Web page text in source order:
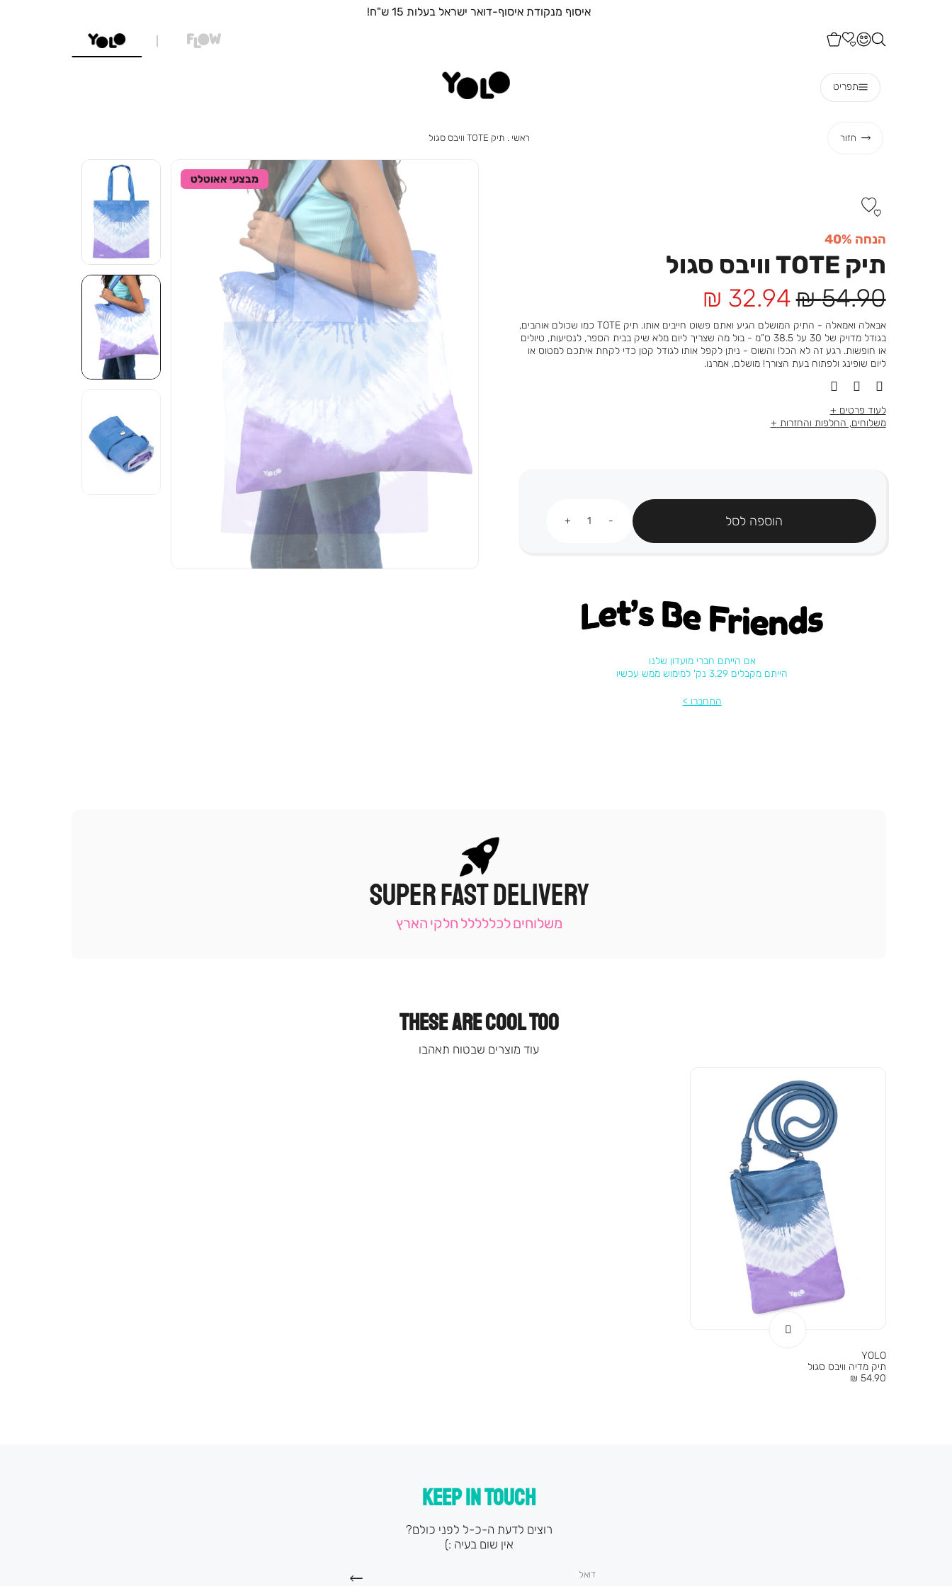
תפריט
חזור ראשי ראשי
תיק TOTE וויבס סגול
הנחה 40%
תיק TOTE וויבס סגול
מחיר
מוצר
32.94 ₪ מחיר
רגיל
54.90 ₪
אבאלה ואמאלה - התיק המושלם הגיע ואתם פשוט חייבים אותו. תיק TOTE כמו שכולם אוהבים,
בגודל מדויק של 30 על 38.5 ס”מ - בול מה שצריך ליום מלא שיק בבית הספר, לנסיעות, טיולים
או חופשות. רגע זה לא הכל! והשוס - ניתן לקפל אותו לגודל קטן כדי לקחת איתכם למטוס או
ליום שופינג ולפתוח בעת הצורך! מושלם, אמרנו.
לעוד פרטים
משלוחים, החלפות והחזרות
הוספה לסל
Let's be friends
אם הייתם חברי מועדון שלנו
הייתם מקבלים 3.29 נק' למימוש ממש עכשיו
התחברו
מבצעי אאוטלט
|
תומכי
-
SUPER FAST DELIVERY
משלוחים לכללללל חלקי הארץ
THESE ARE COOL TOO
עוד מוצרים שבטוח תאהבו
YOLO
תיק מדיה וויבס סגול
מחיר
54.90 ₪
KEEP IN TOUCH
רוצים לדעת ה-כ-ל לפני כולם?
אין שום בעיה :)
דואל